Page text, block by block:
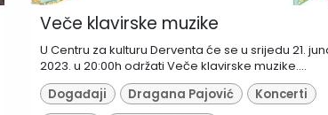
Veče klavirske muzike
U Centru za kulturu Derventa će se u srijedu 21.
2023. u 20:00h održati Veče klavirske muzike....
Događaji
Dragana Pajović
Koncerti